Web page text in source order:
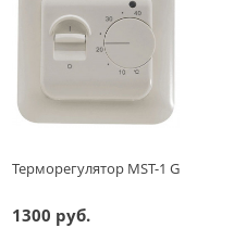
РОЗЕТКА с
Терморегулятор MST-1 Grand
1300 руб.